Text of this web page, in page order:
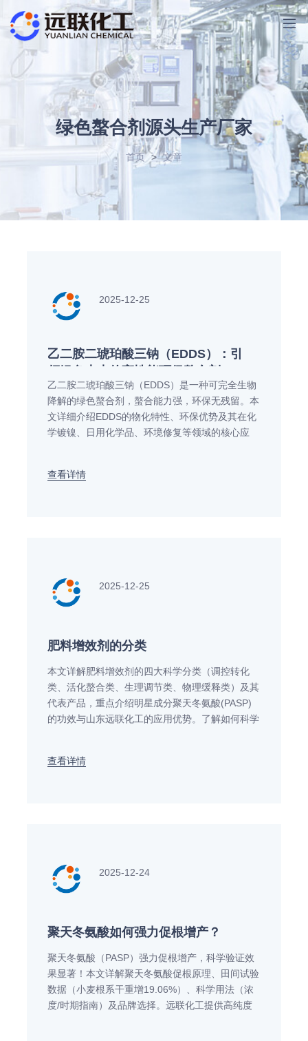
绿色螯合剂源头生产厂家
首页 > 文章
2025-12-25
乙二胺二琥珀酸三钠（EDDS）：引
乙二胺二琥珀酸三钠（EDDS）是一种可完全生物
降解的绿色螯合剂，螯合能力强，环保无残留。本
文详细介绍EDDS的物化特性、环保优势及其在化
学镀镍、日用化学品、环境修复等领域的核心应
们。
查看详情
2025-12-25
肥料增效剂的分类
本文详解肥料增效剂的四大科学分类（调控转化
类、活化螯合类、生理调节类、物理缓释类）及其
代表产品，重点介绍明星成分聚天冬氨酸(PASP)
的功效与山东远联化工的应用优势。了解如何科学
查看详情
2025-12-24
聚天冬氨酸如何强力促根增产？
聚天冬氨酸（PASP）强力促根增产，科学验证效
果显著！本文详解聚天冬氨酸促根原理、田间试验
数据（小麦根系干重增19.06%）、科学用法（浓
度/时期指南）及品牌选择。远联化工提供高纯度